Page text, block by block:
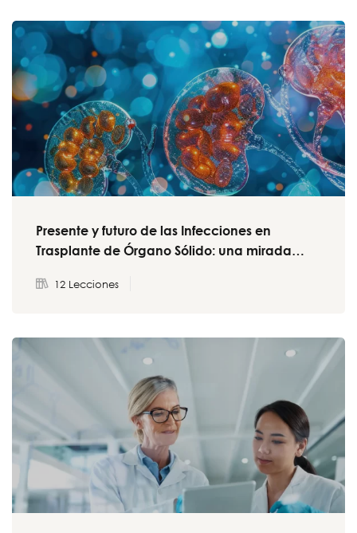
Presente y futuro de las Infecciones en
Trasplante de Órgano Sólido: una mirada
12 Lecciones